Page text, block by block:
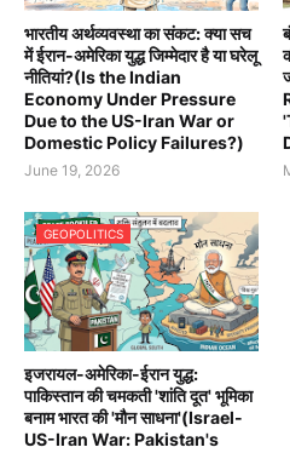
भारतीय अर्थव्यवस्था का संकट: क्या सच
में ईरान-अमेरिका युद्ध जिम्मेदार है या घरेलू
नीतियां?(Is the Indian
Economy Under Pressure
Due to the US-Iran War or
Domestic Policy Failures?)
June 19, 2026
GEOPOLITICS
इजरायल-अमेरिका-ईरान युद्ध:
पाकिस्तान की चमकती 'शांति दूत' भूमिका
बनाम भारत की 'मौन साधना'(Israel-
US-Iran War: Pakistan's